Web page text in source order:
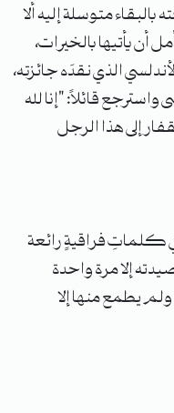
متوسلة إليه ألا
يأتيها بالخيرات،
الذي نقدَه جائزته،
قائلاً: "إنا لله
إلى هذا الرجل
كلماتِ فراقيةٍ رائعة
إلا مرة واحدة
يطمع منها إلا